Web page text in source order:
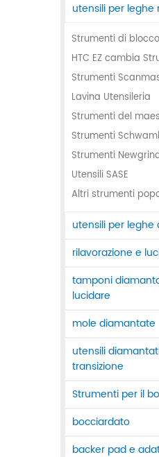
utensili per leghe
Strumenti di
HTC EZ cambia
Strumenti
Lavina Utensileria
Strumenti del
Strumenti
Strumenti
Utensili SASE
Altri strumenti
utensili per leghe
rilavorazione e
tamponi
lucidare
mole diamantate
utensili
transizione
Strumenti per il
bocciardato
backer pad e